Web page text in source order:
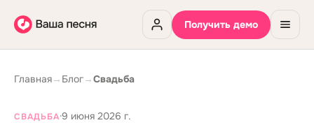
Получить демо
Главная→ Блог→Свадьба
СВАДЬБА·9 июня 2026 г.